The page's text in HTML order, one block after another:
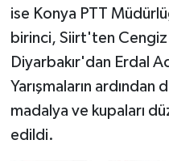
ise Konya PTT
birinci, Siirt'ten
Diyarbakır'dan Erdal
Yarışmaların
madalya ve kupaları
edildi.